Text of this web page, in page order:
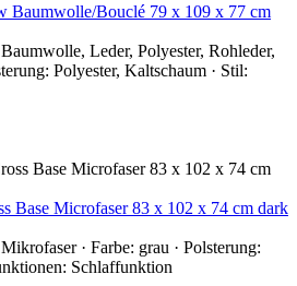
Baumwolle/Bouclé 79 x 109 x 77 cm
Leder, Polyester, Rohleder,
Polyester, Kaltschaum · Stil:
Base Microfaser 83 x 102 x 74 cm dark
· Farbe: grau · Polsterung:
Schlaffunktion